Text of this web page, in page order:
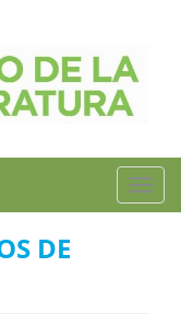
DE